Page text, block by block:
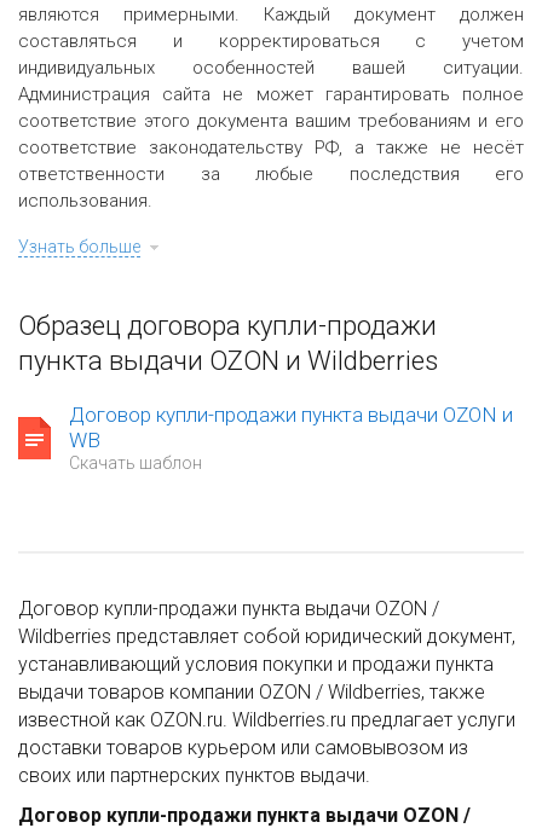
являются примерными. Каждый документ должен
составляться и корректироваться с учетом
индивидуальных особенностей вашей ситуации.
Администрация сайта не может гарантировать полное
соответствие этого документа вашим требованиям и его
соответствие законодательству РФ, а также не несёт
ответственности за любые последствия его
использования.
Узнать больше
Образец договора купли-продажи
пункта выдачи OZON и Wildberries
Договор купли-продажи пункта выдачи OZON и
WB
Скачать шаблон
Договор купли-продажи пункта выдачи OZON /
Wildberries представляет собой юридический документ,
устанавливающий условия покупки и продажи пункта
выдачи товаров компании OZON / Wildberries, также
известной как OZON.ru. Wildberries.ru предлагает услуги
доставки товаров курьером или самовывозом из
своих или партнерских пунктов выдачи.
Договор купли-продажи пункта выдачи OZON /